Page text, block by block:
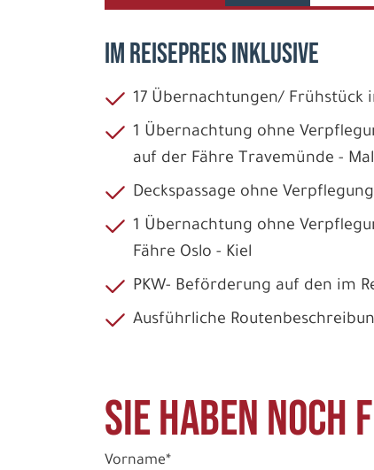
IM REISEPREIS INKLUSIVE
17 Übernachtungen/ Frühstück
1 Übernachtung ohne
auf der Fähre Travemünde -
Deckspassage ohne
1 Übernachtung ohne
Fähre Oslo - Kiel
PKW- Beförderung auf den im
Ausführliche
Sie haben noch
Vorname*